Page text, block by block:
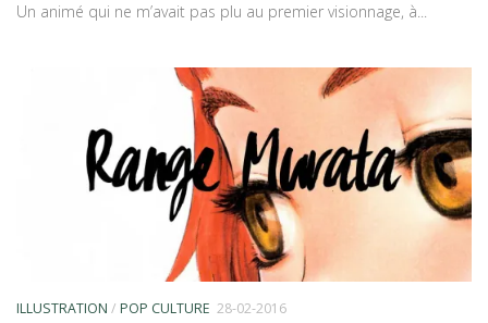
Un animé qui ne m’avait pas plu au premier visionnage, à...
ILLUSTRATION / POP CULTURE 28-02-2016